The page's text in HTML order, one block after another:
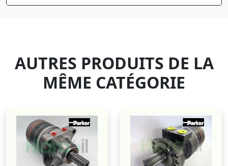
AUTRES PRODUITS DE LA
MÊME CATÉGORIE